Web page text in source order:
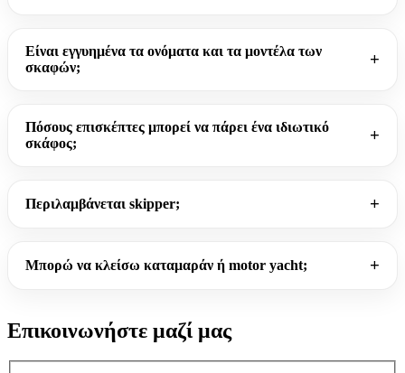
Είναι εγγυημένα τα ονόματα και τα μοντέλα των
σκαφών;
Πόσους επισκέπτες μπορεί να πάρει ένα ιδιωτικό
σκάφος;
Περιλαμβάνεται skipper;
Μπορώ να κλείσω καταμαράν ή motor yacht;
Επικοινωνήστε μαζί μας